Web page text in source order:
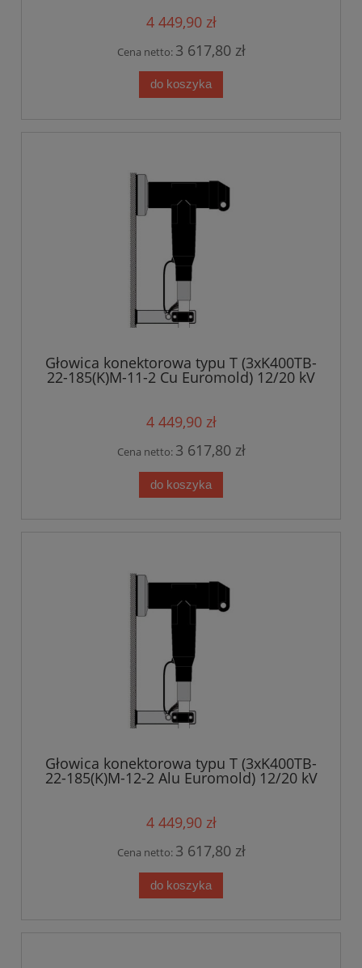
4 449,90 zł
Cena netto: 3 617,80 zł
do koszyka
Głowica konektorowa typu T (3xK400TB-
22-185(K)M-11-2 Cu Euromold) 12/20 kV
4 449,90 zł
Cena netto: 3 617,80 zł
do koszyka
Głowica konektorowa typu T (3xK400TB-
22-185(K)M-12-2 Alu Euromold) 12/20 kV
4 449,90 zł
Cena netto: 3 617,80 zł
do koszyka